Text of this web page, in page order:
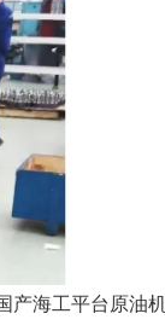
海工平台原油